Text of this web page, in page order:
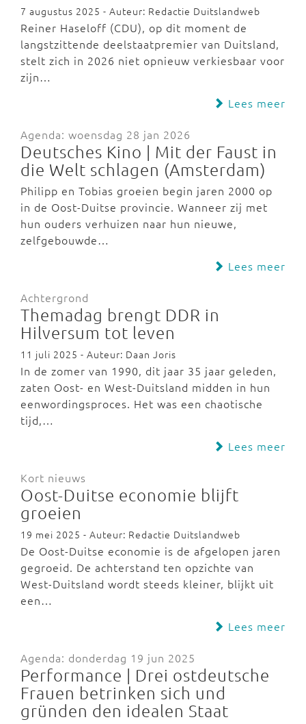
7 augustus 2025 - Auteur: Redactie Duitslandweb
Reiner Haseloff (CDU), op dit moment de
langstzittende deelstaatpremier van Duitsland,
stelt zich in 2026 niet opnieuw verkiesbaar voor
zijn…
Lees meer
Agenda: woensdag 28 jan 2026
Deutsches Kino | Mit der Faust in
die Welt schlagen (Amsterdam)
Philipp en Tobias groeien begin jaren 2000 op
in de Oost-Duitse provincie. Wanneer zij met
hun ouders verhuizen naar hun nieuwe,
zelfgebouwde…
Lees meer
Achtergrond
Themadag brengt DDR in
Hilversum tot leven
11 juli 2025 - Auteur: Daan Joris
In de zomer van 1990, dit jaar 35 jaar geleden,
zaten Oost- en West-Duitsland midden in hun
eenwordingsproces. Het was een chaotische
tijd,…
Lees meer
Kort nieuws
Oost-Duitse economie blijft
groeien
19 mei 2025 - Auteur: Redactie Duitslandweb
De Oost-Duitse economie is de afgelopen jaren
gegroeid. De achterstand ten opzichte van
West-Duitsland wordt steeds kleiner, blijkt uit
een…
Lees meer
Agenda: donderdag 19 jun 2025
Performance | Drei ostdeutsche
Frauen betrinken sich und
gründen den idealen Staat